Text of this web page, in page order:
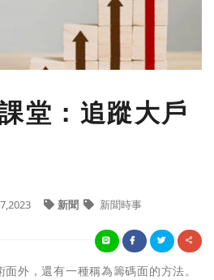
堂：追蹤大戶
新聞 新聞時事
外，還有一種稱為籌碼面的方法。